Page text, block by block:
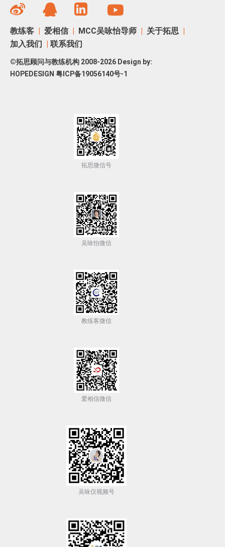
教练客 | 爱相信 | MCC吴咏怡导师 | 关于拓思 |
加入我们 | 联系我们
©拓思顾问与教练机构 2008-2026 Design by:
HOPEDESIGN 粤ICP备19056140号-1
拓思微信号
吴咏怡微信
教练客微信
爱相信微信
吴咏仪视频号